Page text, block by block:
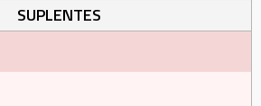
SUPLENTES